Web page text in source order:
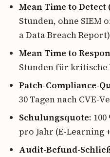
Mean Time to Detect
Stunden, ohne SIEM
a Data Breach
Mean Time to
Stunden für
Patch-Compliance-
30 Tagen nach CVE-
Schulungsquote:
pro Jahr (E-Learning
Audit-Befund-